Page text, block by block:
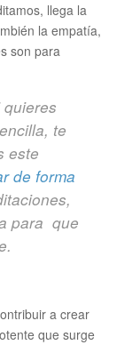
llega la
la empatía,
son para
quieres
te
este
de forma
para que
a crear
que surge